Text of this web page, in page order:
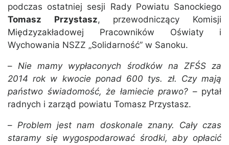
podczas ostatniej sesji Rady Powiatu Sanockiego
Tomasz Przystasz, przewodniczący Komisji
Międzyzakładowej Pracowników Oświaty i
Wychowania NSZZ „Solidarność” w Sanoku.
–Nie mamy wypłaconych środków na ZFŚS za
2014 rok w kwocie ponad 600 tys. zł. Czy mają
państwo świadomość, że łamiecie prawo? – pytał
radnych i zarząd powiatu Tomasz Przystasz.
–Problem jest nam doskonale znany. Cały czas
staramy się wygospodarować środki, aby opłacić